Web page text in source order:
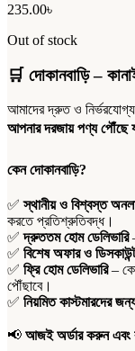
235.00৳
Out of stock
🛒 দোকানবাড়ি –
আমাদের দ্রুত ও নির্ভরযোগ্য
আপনার দরজায় পণ্য পৌঁছে
কেন দোকানবাড়ি?
✅স্থানীয় ও বিশ্বস্ত
করতে প্রতিশ্রুতিবদ্ধ।
✅দ্রুততম হোম ডেলিভারি
✅ বিশেষ অফার ও
✅ ফ্রি হোম ডেলিভারি–
পৌঁছাবে।
✅ নিয়মিত কাস্টমারদের
📢 আজই অর্ডার করুন এবং